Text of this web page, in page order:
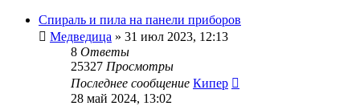
Спираль и пила на панели приборов
Медведица » 31 июл 2023, 12:13
8 Ответы
25327 Просмотры
Последнее сообщение Кипер
28 май 2024, 13:02